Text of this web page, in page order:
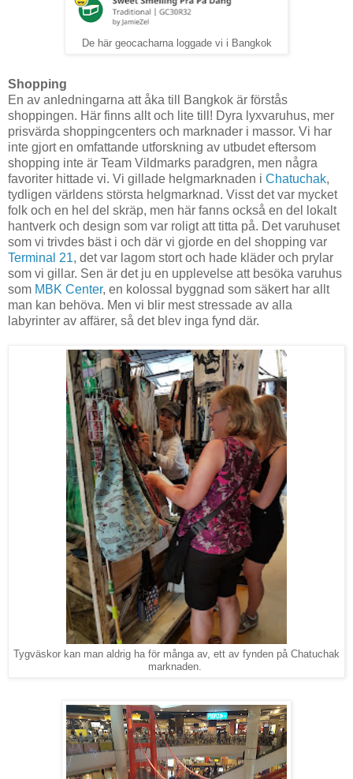
De här geocacharna loggade vi i Bangkok
Shopping
En av anledningarna att åka till Bangkok är förstås
shoppingen. Här finns allt och lite till! Dyra lyxvaruhus, mer
prisvärda shoppingcenters och marknader i massor. Vi har
inte gjort en omfattande utforskning av utbudet eftersom
shopping inte är Team Vildmarks paradgren, men några
favoriter hittade vi. Vi gillade helgmarknaden i Chatuchak,
tydligen världens största helgmarknad. Visst det var mycket
folk och en hel del skräp, men här fanns också en del lokalt
hantverk och design som var roligt att titta på. Det varuhuset
som vi trivdes bäst i och där vi gjorde en del shopping var
Terminal 21, det var lagom stort och hade kläder och prylar
som vi gillar. Sen är det ju en upplevelse att besöka varuhus
som MBK Center, en kolossal byggnad som säkert har allt
man kan behöva. Men vi blir mest stressade av alla
labyrinter av affärer, så det blev inga fynd där.
Tygväskor kan man aldrig ha för många av, ett av fynden på Chatuchak
marknaden.